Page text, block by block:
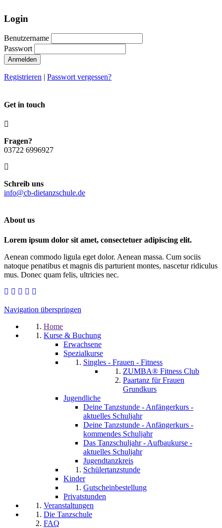
Login
Benutzername
Passwort
Anmelden
Registrieren |Passwort vergessen?
Get in touch
Fragen?
03722 6996927
Schreib uns
info@cb-dietanzschule.de
About us
Lorem ipsum dolor sit amet, consectetuer adipiscing elit.
Aenean commodo ligula eget dolor. Aenean massa. Cum sociis
natoque penatibus et magnis dis parturient montes, nascetur ridiculus
mus. Donec quam felis, ultricies nec.
Navigation überspringen
Home
Kurse & Buchung
Erwachsene
Spezialkurse
Singles - Frauen - Fitness
ZUMBA® Fitness Club
Paartanz für Frauen
Grundkurs
Jugendliche
Deine Tanzstunde - Anfängerkurs -
aktuelles Schuljahr
Deine Tanzstunde - Anfängerkurs -
kommendes Schuljahr
Das Tanzschuljahr - Aufbaukurse -
aktuelles Schuljahr
Jugendtanzkreis
Schülertanzstunde
Kinder
Gutscheinbestellung
Privatstunden
Veranstaltungen
Die Tanzschule
FAQ